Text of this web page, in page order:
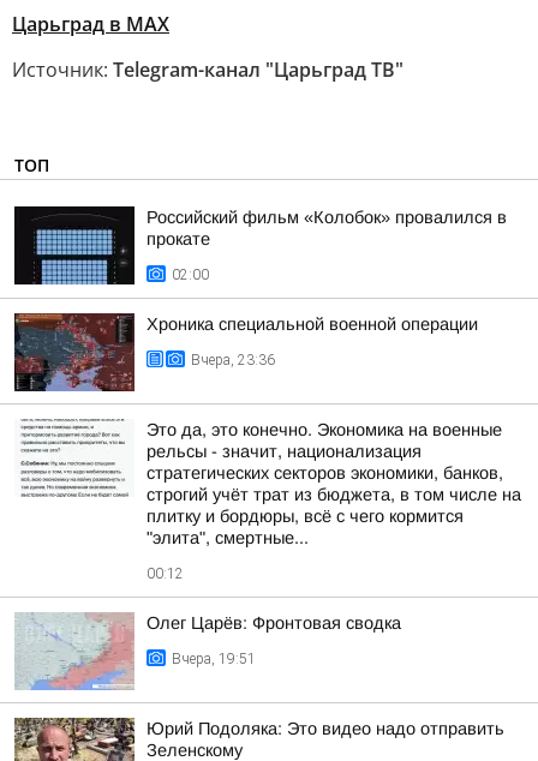
Царьград в МАХ
Источник: Telegram-канал "Царьград ТВ"
ТОП
Российский фильм «Колобок» провалился в
прокате
02:00
Хроника специальной военной операции
Вчера, 23:36
Это да, это конечно. Экономика на военные
рельсы - значит, национализация
стратегических секторов экономики, банков,
строгий учёт трат из бюджета, в том числе на
плитку и бордюры, всё с чего кормится
"элита", смертные...
00:12
Олег Царёв: Фронтовая сводка
Вчера, 19:51
Юрий Подоляка: Это видео надо отправить
Зеленскому